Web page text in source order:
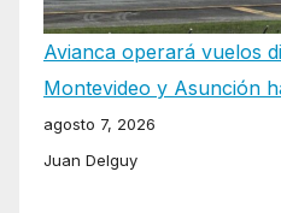
Avianca operará vuelos
Montevideo y Asunción
agosto 7, 2026
Juan Delguy